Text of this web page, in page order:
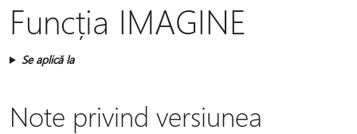
Funcția IMAGINE
Se aplică la
Note privind versiunea